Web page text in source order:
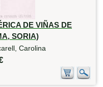
DE VIÑAS DE
SORIA)
Carolina